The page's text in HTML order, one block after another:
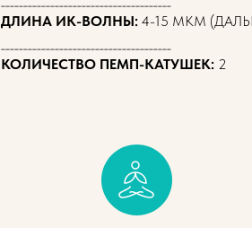
ДЛИНА ИК-ВОЛНЫ: 4-15 МКМ
КОЛИЧЕСТВО ПЕМП-КАТУШЕК: 2